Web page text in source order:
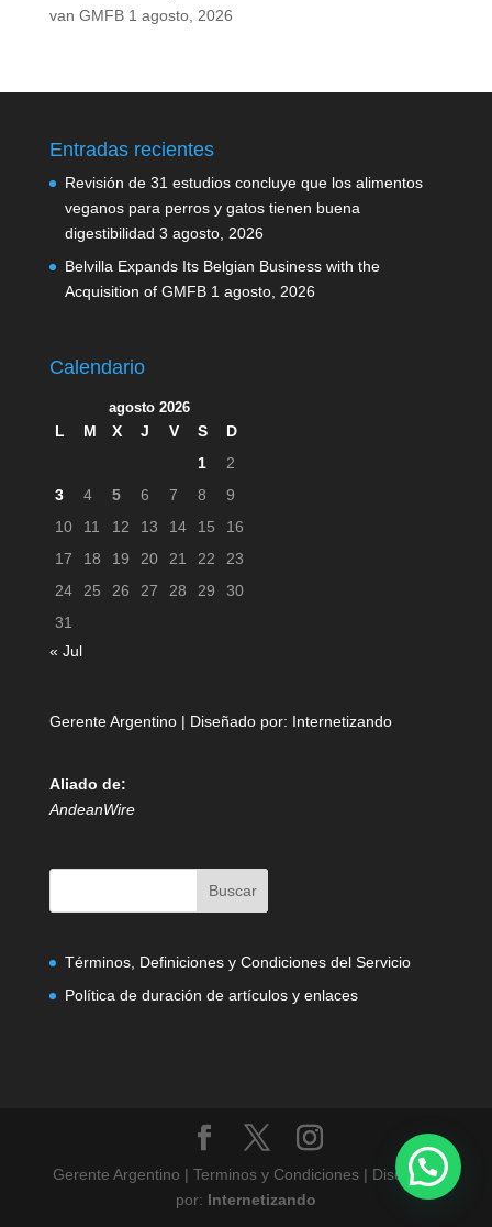
van GMFB 1 agosto, 2026
Entradas recientes
Revisión de 31 estudios concluye que los alimentos
veganos para perros y gatos tienen buena
digestibilidad 3 agosto, 2026
Belvilla Expands Its Belgian Business with the
Acquisition of GMFB 1 agosto, 2026
Calendario
agosto 2026
L M X J V S
D
1
2
3
4 5 6 7 8
9
10
11 12 13 14 15
16
17
18 19 20 21 22
23
24
25 26 27 28 29
30
31
« Jul
Gerente Argentino | Diseñado por: Internetizando
Aliado de:
AndeanWire
Términos, Definiciones y Condiciones del Servicio
Política de duración de artículos y enlaces
Gerente Argentino | Terminos y Condiciones | Diseñado
por: Internetizando